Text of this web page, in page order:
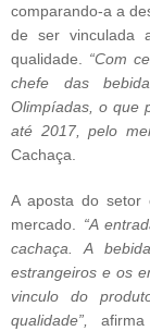
comparando-a a
de ser vinculada
qualidade. “Com
chefe das
Olimpíadas, o que
até 2017, pelo
Cachaça.
A aposta do setor
mercado. “A
cachaça. A
estrangeiros e os
vinculo do
qualidade”,